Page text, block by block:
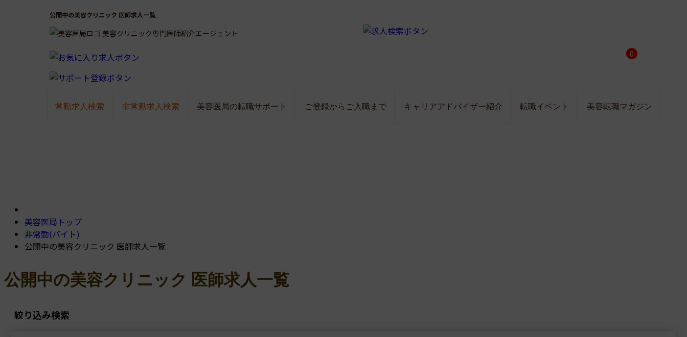
公開中の美容クリニック 医師求人一覧
美容クリニック専門医師紹介エージェント
0
常勤求人検索 非常勤求人検索 美容医局の転職サポート ご登録からご入職まで キャリアアドバイザー紹介 転職イベント 美容転職マガジン
美容医局トップ
非常勤(バイト)
公開中の美容クリニック 医師求人一覧
公開中の美容クリニック 医師求人一覧
絞り込み検索